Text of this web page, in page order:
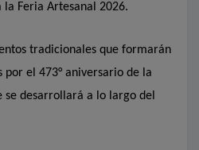
Feria Artesanal 2026.
tradicionales que formarán
por el 473° aniversario de la
se desarrollará a lo largo del